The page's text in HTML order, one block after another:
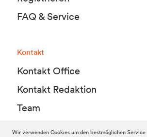
FAQ & Service
Kontakt
Kontakt Office
Kontakt Redaktion
Team
Wir verwenden Cookies um den bestmöglichen